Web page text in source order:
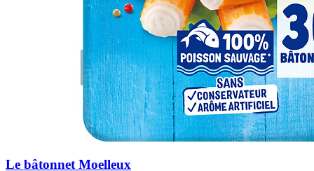
Le bâtonnet Moelleux